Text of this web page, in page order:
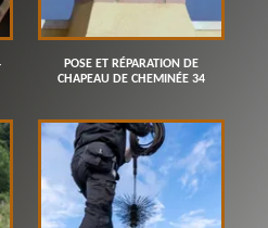
POSE ET RÉPARATION DE
CHAPEAU DE CHEMINÉE 34